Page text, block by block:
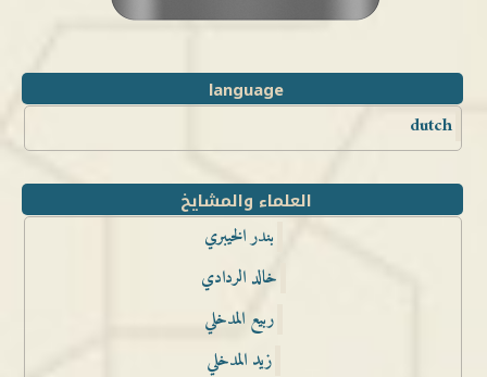
language
dutch
العلماء والمشايخ
بندر الخيبري
خالد الردادي
ربيع المدخلي
زيد المدخلي